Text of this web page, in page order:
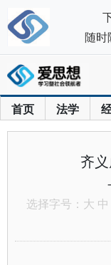
首页 法学
齐
选择字号： 大 中
随时